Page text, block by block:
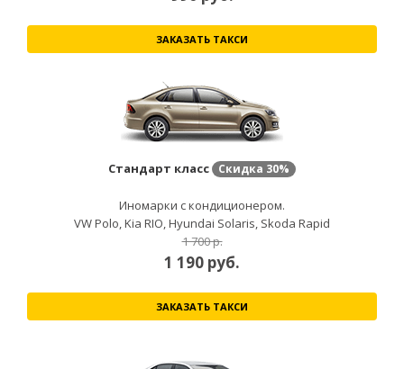
ЗАКАЗАТЬ ТАКСИ
Стандарт класс Скидка 30%
Иномарки с кондиционером.
VW Polo, Kia RIO, Hyundai Solaris, Skoda Rapid
1 700 р.
1 190 руб.
ЗАКАЗАТЬ ТАКСИ